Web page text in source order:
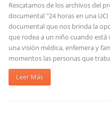
Rescatamos de los archivos del
documental "24 horas en una
documental que nos brinda la
que rodea a un niño cuando está
una visión médica, enfemera y
momentos las personas que
Leer Más